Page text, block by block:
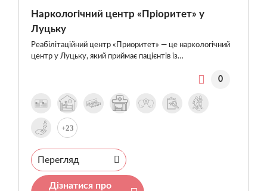
Наркологічний центр «Пріоритет» у
Луцьку
Реабілітаційний центр «Приоритет» — це наркологічний
центр у Луцьку, який приймає пацієнтів із…
0
+23
Перегляд
Дізнатися про